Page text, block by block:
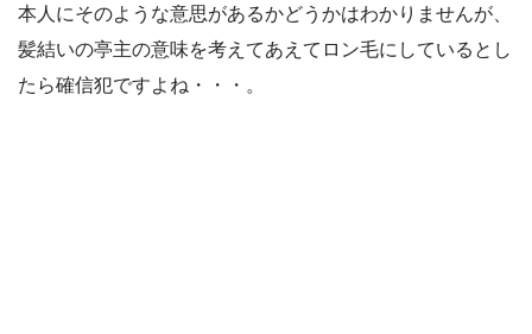
本人にそのような意思があるかどうかはわかりませんが、
髪結いの亭主の意味を考えてあえてロン毛にしているとし
たら確信犯ですよね・・・。